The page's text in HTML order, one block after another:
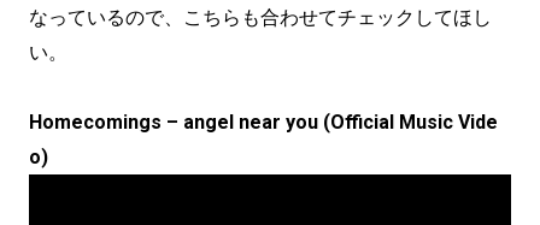
なっているので、こちらも合わせてチェックしてほし
い。
Homecomings – angel near you (Official Music Vide
o)